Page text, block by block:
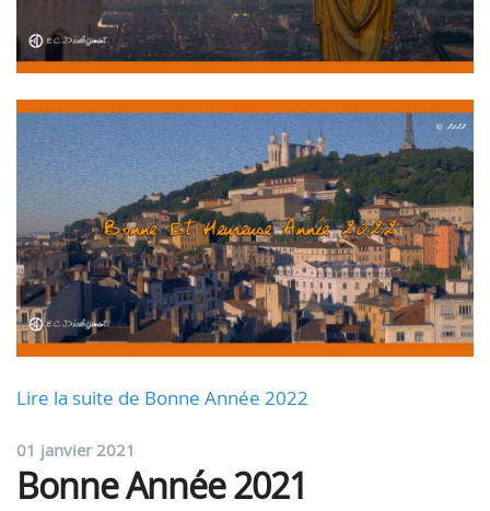
Lire la suite de Bonne Année 2022
01 janvier 2021
Bonne Année 2021